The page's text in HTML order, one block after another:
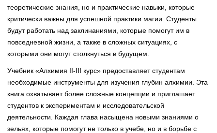
теоретические знания, но и практические навыки, которые
критически важны для успешной практики магии. Студенты
будут работать над заклинаниями, которые помогут им в
повседневной жизни, а также в сложных ситуациях, с
которыми они могут столкнуться в будущем.
Учебник «Алхимия II-III курс» предоставляет студентам
необходимые инструменты для изучения глубин алхимии. Эта
книга охватывает более сложные концепции и приглашает
студентов к экспериментам и исследовательской
деятельности. Каждая глава насыщена новыми знаниями о
зельях, которые помогут не только в учебе, но и в борьбе с